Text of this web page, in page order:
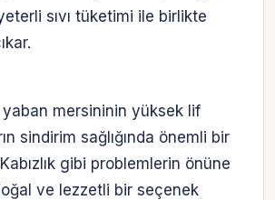
sıvı tüketimi ile birlikte
mersininin yüksek lif
sindirim sağlığında önemli bir
gibi problemlerin önüne
ve lezzetli bir seçenek